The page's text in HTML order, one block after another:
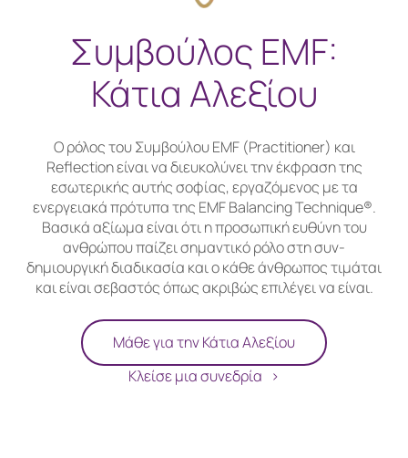
Συμβούλος EMF:
Κάτια Αλεξίου
Ο ρόλος του Συμβούλου EMF (Practitioner) και
Reflection είναι να διευκολύνει την έκφραση της
εσωτερικής αυτής σοφίας, εργαζόμενος με τα
ενεργειακά πρότυπα της EMF Balancing Technique®.
Βασικά αξίωμα είναι ότι η προσωπική ευθύνη του
ανθρώπου παίζει σημαντικό ρόλο στη συν-
δημιουργική διαδικασία και ο κάθε άνθρωπος τιμάται
και είναι σεβαστός όπως ακριβώς επιλέγει να είναι.
Μάθε για την Κάτια Αλεξίου
Κλείσε μια συνεδρία